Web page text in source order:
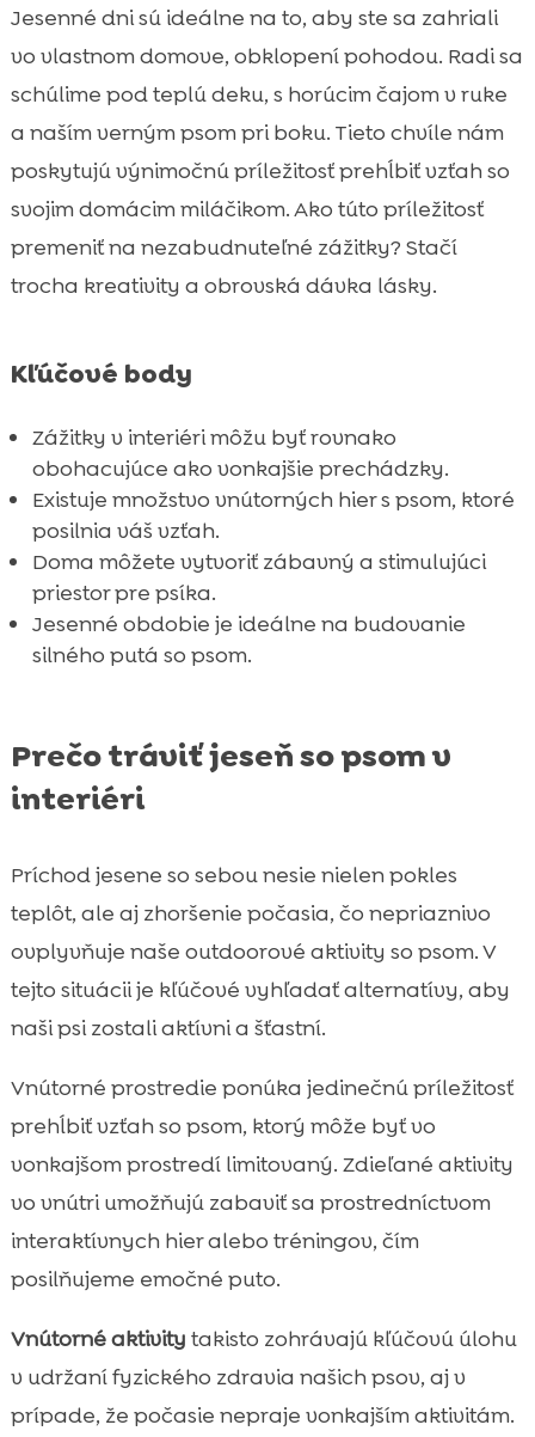
 Prečo tráviť jeseň so psom v interiéri
 Pohodlné interiérové aktivity pre psov
 Pes nápad na vnútorný program jeseň
 Výhody interiérového cvičenia pre psov
 Kreatívne spôsoby zábavy so psom doma
 Príprava jesenného priestoru pre psa
Krmenie a pochúťky pre jesenné psie
programy
 Zdielanie spoločne stráveného času na
Vytváranie nových zvykov a rituálov
Fotografovanie a dokumentovanie
okamihov
Jesenné DIY projekty pre psov
 Komfort a odpočinok v interiéri pre psa
 Záver
 FAQ
Jesenné dni sú ideálne na to, aby ste sa zahriali
vo vlastnom domove, obklopení pohodou. Radi sa
schúlime pod teplú deku, s horúcim čajom v ruke
a naším verným psom pri boku. Tieto chvíle nám
poskytujú výnimočnú príležitosť prehĺbiť vzťah so
svojim domácim miláčikom. Ako túto príležitosť
premeniť na nezabudnuteľné zážitky? Stačí
trocha kreativity a obrovská dávka lásky.
Kľúčové body
Zážitky v interiéri môžu byť rovnako
obohacujúce ako vonkajšie prechádzky.
Existuje množstvo vnútorných hier s psom, ktoré
posilnia váš vzťah.
Doma môžete vytvoriť zábavný a stimulujúci
priestor pre psíka.
Jesenné obdobie je ideálne na budovanie
silného putá so psom.
Prečo tráviť jeseň so psom v
interiéri
Príchod jesene so sebou nesie nielen pokles
teplôt, ale aj zhoršenie počasia, čo nepriaznivo
ovplyvňuje naše outdoorové aktivity so psom. V
tejto situácii je kľúčové vyhľadať alternatívy, aby
naši psi zostali aktívni a šťastní.
Vnútorné prostredie ponúka jedinečnú príležitosť
prehĺbiť vzťah so psom, ktorý môže byť vo
vonkajšom prostredí limitovaný. Zdieľané aktivity
vo vnútri umožňujú zabaviť sa prostredníctvom
interaktívnych hier alebo tréningov, čím
posilňujeme emočné puto.
Vnútorné aktivity takisto zohrávajú kľúčovú úlohu
v udržaní fyzického zdravia našich psov, aj v
prípade, že počasie nepraje vonkajším aktivitám.